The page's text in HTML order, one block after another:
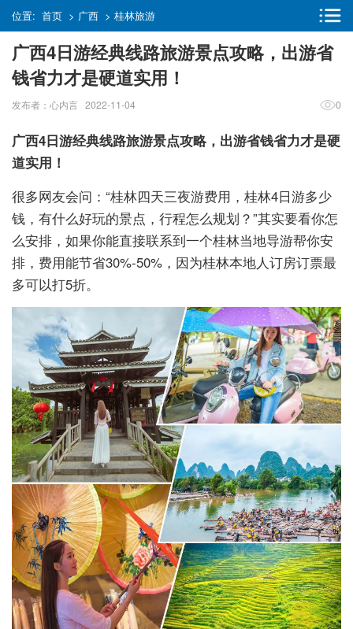
位置: 首页 > 广西 > 桂林旅游
广西4日游经典线路旅游景点攻略，出游省
钱省力才是硬道实用！
发布者：心内言 2022-11-04 0
广西4日游经典线路旅游景点攻略，出游省钱省力才是硬
道实用！
很多网友会问：“桂林四天三夜游费用，桂林4日游多少
钱，有什么好玩的景点，行程怎么规划？”其实要看你怎
么安排，如果你能直接联系到一个桂林当地导游帮你安
排，费用能节省30%-50%，因为桂林本地人订房订票最
多可以打5折。